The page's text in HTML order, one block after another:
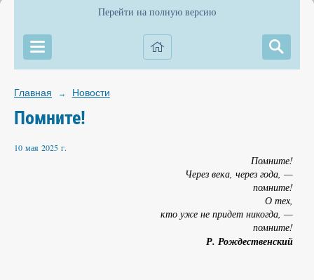
Перейти на полную версию
Главная → Новости
Помните!
10 мая 2025 г.
Помните!
Через века, через года, —
помните!
О тех,
кто уже не придет никогда, —
помните!
Р. Рождественский